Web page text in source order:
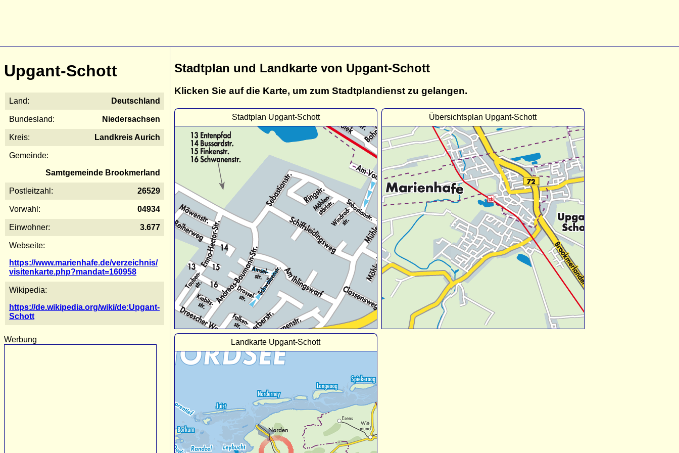
Upgant-Schott
Land: Deutschland
Bundesland: Niedersachsen
Kreis: Landkreis Aurich
Gemeinde:
Samtgemeinde Brookmerland
Postleitzahl: 26529
Vorwahl: 04934
Einwohner: 3.677
Webseite:
https://www.marienhafe.de/verzeichnis/
visitenkarte.php?mandat=160958
Wikipedia:
https://de.wikipedia.org/wiki/de:Upgant-
Schott
Werbung
Stadtplan und Landkarte von Upgant-Schott
Klicken Sie auf die Karte, um zum Stadtplandienst zu gelangen.
Stadtplan Upgant-Schott Übersichtsplan Upgant-Schott
Landkarte Upgant-Schott